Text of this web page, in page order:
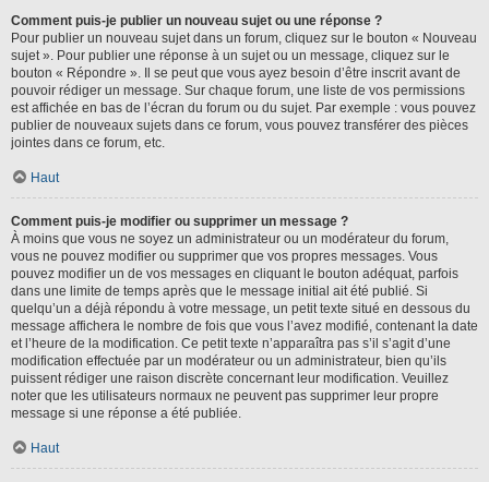
Comment puis-je publier un nouveau sujet ou une réponse ?
Pour publier un nouveau sujet dans un forum, cliquez sur le bouton « Nouveau
sujet ». Pour publier une réponse à un sujet ou un message, cliquez sur le
bouton « Répondre ». Il se peut que vous ayez besoin d’être inscrit avant de
pouvoir rédiger un message. Sur chaque forum, une liste de vos permissions
est affichée en bas de l’écran du forum ou du sujet. Par exemple : vous pouvez
publier de nouveaux sujets dans ce forum, vous pouvez transférer des pièces
jointes dans ce forum, etc.
Haut
Comment puis-je modifier ou supprimer un message ?
À moins que vous ne soyez un administrateur ou un modérateur du forum,
vous ne pouvez modifier ou supprimer que vos propres messages. Vous
pouvez modifier un de vos messages en cliquant le bouton adéquat, parfois
dans une limite de temps après que le message initial ait été publié. Si
quelqu’un a déjà répondu à votre message, un petit texte situé en dessous du
message affichera le nombre de fois que vous l’avez modifié, contenant la date
et l’heure de la modification. Ce petit texte n’apparaîtra pas s’il s’agit d’une
modification effectuée par un modérateur ou un administrateur, bien qu’ils
puissent rédiger une raison discrète concernant leur modification. Veuillez
noter que les utilisateurs normaux ne peuvent pas supprimer leur propre
message si une réponse a été publiée.
Haut